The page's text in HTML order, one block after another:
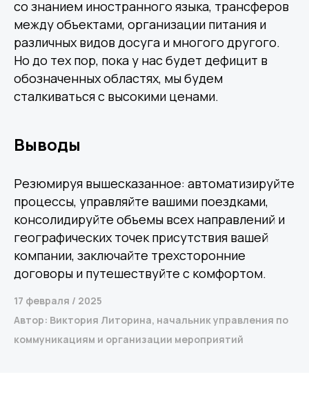
со знанием иностранного языка, трансферов
между объектами, организации питания и
различных видов досуга и многого другого.
Но до тех пор, пока у нас будет дефицит в
обозначенных областях, мы будем
сталкиваться с высокими ценами.
Выводы
Резюмируя вышесказанное: автоматизируйте
процессы, управляйте вашими поездками,
консолидируйте объемы всех направлений и
географических точек присутствия вашей
компании, заключайте трехсторонние
договоры и путешествуйте с комфортом.
17 февраля / 2025
Автор: Виктория Литорина, начальник управления по
коммуникациям и организации мероприятий
Компания
Карьера
Медиа
Новости
бухгалтерские
сервисы
Кадровый учет
Бухгалтерский,
Управление
Диагностика
Управление ОЦО
Казначейство
Аутсорсинг закупок
Поддержка продаж
Среднему бизнесу
Крупному бизнесу
Корпорациям